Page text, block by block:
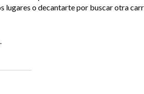
lugares o decantarte por buscar otra